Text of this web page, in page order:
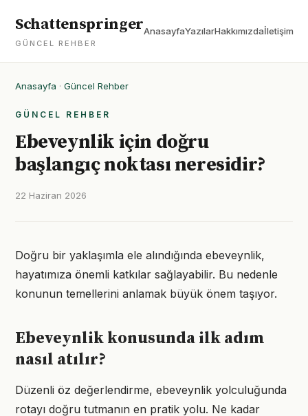
Schattenspringer
GÜNCEL REHBER
AnasayfaYazılarHakkımızdaİletişim
Anasayfa · Güncel Rehber
GÜNCEL REHBER
Ebeveynlik için doğru
başlangıç noktası neresidir?
22 Haziran 2026
Doğru bir yaklaşımla ele alındığında ebeveynlik,
hayatımıza önemli katkılar sağlayabilir. Bu nedenle
konunun temellerini anlamak büyük önem taşıyor.
Ebeveynlik konusunda ilk adım
nasıl atılır?
Düzenli öz değerlendirme, ebeveynlik yolculuğunda
rotayı doğru tutmanın en pratik yolu. Ne kadar